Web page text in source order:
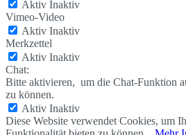
Aktiv Inaktiv
Vimeo-Video
Aktiv Inaktiv
Merkzettel
Aktiv Inaktiv
Chat:
Bitte aktivieren, um die Chat-Funktion
zu können.
Aktiv Inaktiv
Diese Website verwendet Cookies, um